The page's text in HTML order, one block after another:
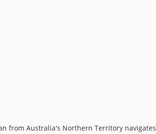
from Australia's Northern Territory navigates